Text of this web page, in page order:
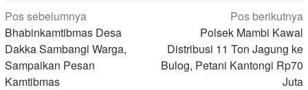
Navigasi
pos
Pos sebelumnya
Bhabinkamtibmas Desa
Dakka Sambangi Warga,
Sampaikan Pesan
Kamtibmas
Pos berikutnya
Polsek Mambi Kawal
Distribusi 11 Ton Jagung ke
Bulog, Petani Kantongi Rp70
Juta